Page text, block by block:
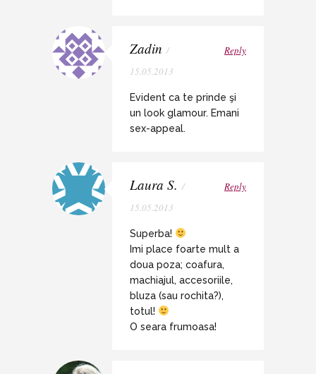
Zadin /
15.05.2013
Reply
Evident ca te prinde şi
un look glamour. Emani
sex-appeal.
Laura S. /
15.05.2013
Reply
Superba!
Imi place foarte mult a
doua poza; coafura,
machiajul, accesoriile,
bluza (sau rochita?),
totul!
O seara frumoasa!